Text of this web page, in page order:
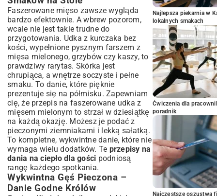
Faszerowane mięso zawsze wygląda
bardzo efektownie. A wbrew pozorom,
wcale nie jest takie trudne do
przygotowania. Udka z kurczaka bez
kości, wypełnione pysznym farszem z
mięsa mielonego, grzybów czy kaszy, to
prawdziwy rarytas. Skórka jest
chrupiąca, a wnętrze soczyste i pełne
smaku. To danie, które pięknie
prezentuje się na półmisku. Zapewniam
cię, że przepis na faszerowane udka z
mięsem mielonym to strzał w dziesiątkę
na każdą okazję. Możesz je podać z
pieczonymi ziemniakami i lekką sałatką.
To kompletne, wykwintne danie, które nie
wymaga wielu dodatków. Te przepisy na
dania na ciepło dla gości podniosą
rangę każdego spotkania.
Wykwintna Gęś Pieczona –
Danie Godne Królów
Najlepsza piekarnia w
lokalnych smakach
Ćwiczenia dla
poradnik
Najczęstsze oszustwa